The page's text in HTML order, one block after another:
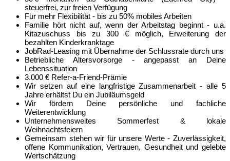
steuerfrei, zur freien Verfügung
Für mehr Flexibilität - bis zu 50% mobiles Arbeiten
Familie hört nicht auf, wenn der Arbeitstag beginnt - u.a.
Kitazuschuss bis zu 300 € möglich, Erweiterung der
bezahlten Kinderkranktage
JobRad-Leasing mit Übernahme der Schlussrate durch uns
Betriebliche Altersvorsorge - angepasst an Deine
Lebenssituation
3.000 € Refer-a-Friend-Prämie
Wir setzen auf eine langfristige Zusammenarbeit - alle 5
Jahre erhältst Du ein Jubiläumsgeld
Wir fördern Deine persönliche und fachliche
Weiterentwicklung
Unternehmensweites Sommerfest & lokale
Weihnachtsfeiern
Gemeinsam stehen wir für unsere Werte - Zuverlässigkeit,
offene Kommunikation, Vertrauen, Gesundheit und gelebte
Wertschätzung